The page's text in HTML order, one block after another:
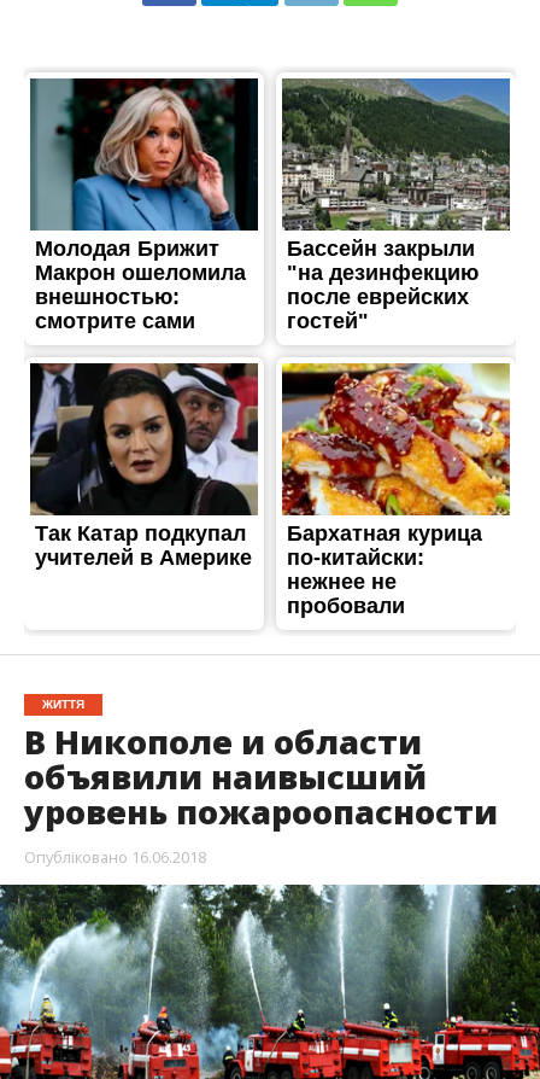
ЖИТТЯ
В Никополе и области
объявили наивысший
уровень пожароопасности
Опубліковано16.06.2018
С 16 по 18 июня в Никополе и области объявили
штормовое предупреждение. В обозначенный
период будет чрезвычайно высокий уровень
пожарной опасности.
В регионе прогнозируют 5-й, самый высокий класс
пожарной опасности. Об
этомИнформаторусообщили в
Днепропетровском региональном центре по
гидрометеорологии.